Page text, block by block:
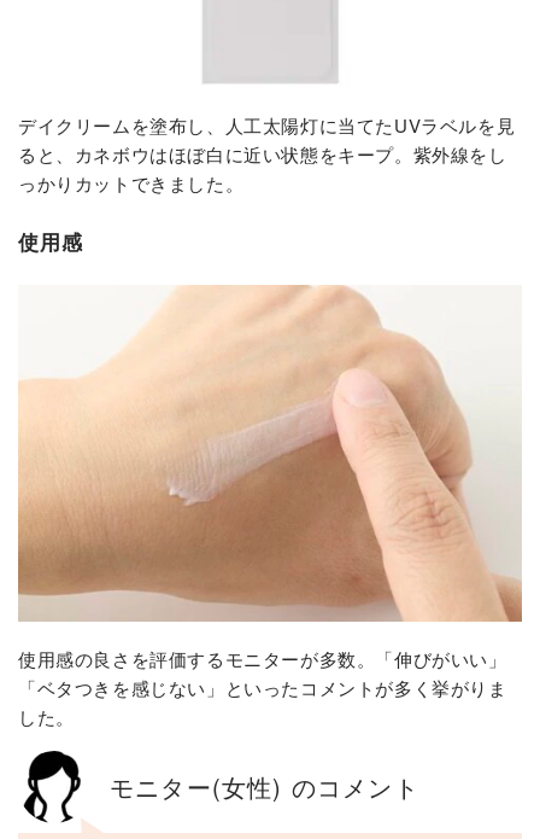
デイクリームを塗布し、人工太陽灯に当てたUVラベルを見
ると、カネボウはほぼ白に近い状態をキープ。紫外線をし
っかりカットできました。
使用感
使用感の良さを評価するモニターが多数。「伸びがいい」
「ベタつきを感じない」といったコメントが多く挙がりま
した。
モニター(女性) のコメント